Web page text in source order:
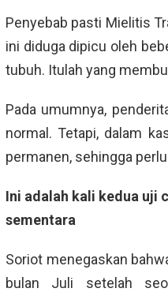
Penyebab pasti Mielitis
ini diduga dipicu oleh
tubuh. Itulah yang
Pada umumnya,
normal. Tetapi, dalam
permanen, sehingga
Ini adalah kali kedua uji
sementara
Soriot menegaskan
bulan Juli setelah